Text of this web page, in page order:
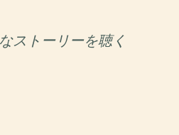
ストーリーを聴く